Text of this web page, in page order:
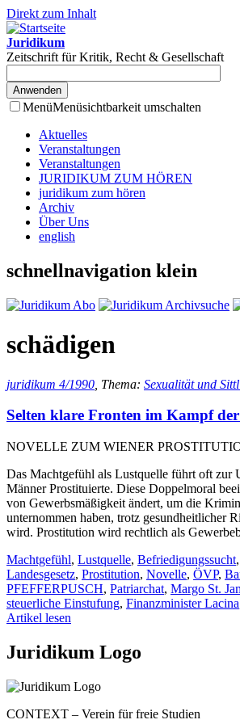
Direkt zum Inhalt
Juridikum
Zeitschrift für Kritik, Recht & Gesellschaft
MenüMenüsichtbarkeit umschalten
Aktuelles
Veranstaltungen
Veranstaltungen
JURIDIKUM ZUM HÖREN
juridikum zum hören
Archiv
Über Uns
english
schnellnavigation klein
schädigen
juridikum 4/1990 , Thema: Sexualität und
Selten klare Fronten im Kampf der
NOVELLE ZUM WIENER
Das Machtgefühl als Lustquelle führt oft zur
Männer Prostituierte. Diese Doppelmoral
von Gewerbsmäßigkeit ändert, um die
unternommen haben, trotz gesundheitlicher
wird. Prostitution wird rechtlich als
Machtgefühl, Lustquelle, Befriedigungssucht,
Landesgesetz, Prostitution, Novelle, ÖVP,
PFEFFERPUSCH, Patriarchat, Margo St.
steuerliche Einstufung, Finanzminister Lacina
Artikel lesen
Juridikum Logo
CONTEXT – Verein für freie Studien